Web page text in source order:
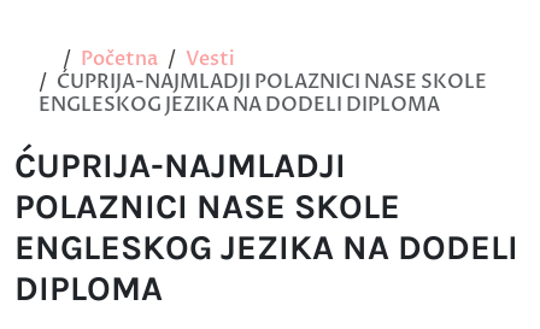
Početna
Vesti
ĆUPRIJA-NAJMLADJI POLAZNICI NASE SKOLE
ENGLESKOG JEZIKA NA DODELI DIPLOMA
ĆUPRIJA-NAJMLADJI
POLAZNICI NASE SKOLE
ENGLESKOG JEZIKA NA DODELI
DIPLOMA